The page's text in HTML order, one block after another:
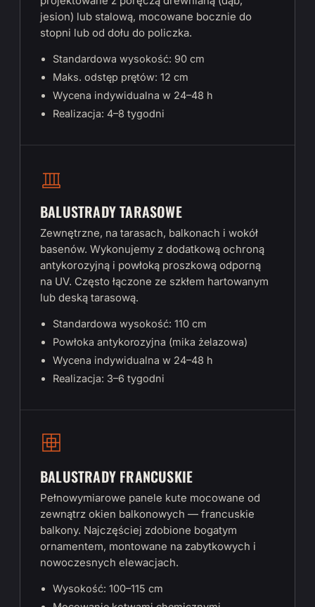
jesion) lub stalową, mocowane bocznie do
stopni lub od dołu do policzka.
Standardowa wysokość: 90 cm
Maks. odstęp prętów: 12 cm
Wycena indywidualna w 24–48 h
Realizacja: 4–8 tygodni
BALUSTRADY TARASOWE
Zewnętrzne, na tarasach, balkonach i wokół
basenów. Wykonujemy z dodatkową ochroną
antykorozyjną i powłoką proszkową odporną
na UV. Często łączone ze szkłem hartowanym
lub deską tarasową.
Standardowa wysokość: 110 cm
Powłoka antykorozyjna (mika żelazowa)
Wycena indywidualna w 24–48 h
Realizacja: 3–6 tygodni
BALUSTRADY FRANCUSKIE
Pełnowymiarowe panele kute mocowane od
zewnątrz okien balkonowych — francuskie
balkony. Najczęściej zdobione bogatym
ornamentem, montowane na zabytkowych i
nowoczesnych elewacjach.
Wysokość: 100–115 cm